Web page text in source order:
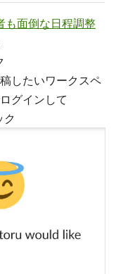
面倒な日程調整
したいワークスペ
グインして